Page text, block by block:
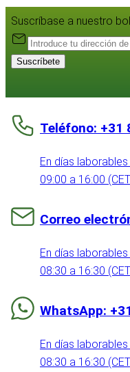
Suscríbase a nuestro
Suscríbete
Teléfono: +31
En días laborables
09:00 a 16:00
Correo
En días laborables
08:30 a 16:30
WhatsApp:
En días laborables
08:30 a 16:30